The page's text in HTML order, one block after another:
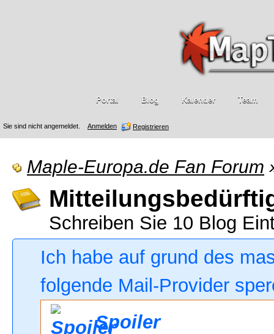
Sie sind nicht angemeldet. Anmelden Registrieren
Portal Blog Kalender Team
Maple-Europa.de Fan Forum
Schreiben Sie 10 Blog
Ich habe auf grund des
folgende Mail-Provider
Spoiler